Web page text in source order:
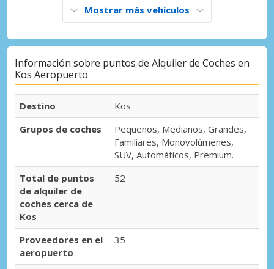
Mostrar más vehículos
Información sobre puntos de Alquiler de Coches en
Kos Aeropuerto
Destino
Kos
Grupos de coches
Pequeños, Medianos, Grandes,
Familiares, Monovolúmenes,
SUV, Automáticos, Premium.
Total de puntos
de alquiler de
coches cerca de
Kos
52
Proveedores en el
aeropuerto
35